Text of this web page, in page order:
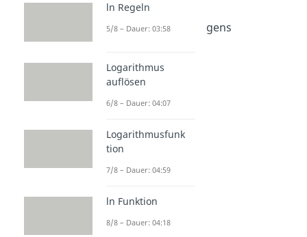
Dauer: 04:41
Sinus Cosinus Tangens
Dauer: 04:20
ln Regeln
5/8 – Dauer: 03:58
Logarithmus
auflösen
6/8 – Dauer: 04:07
Logarithmusfunk
tion
7/8 – Dauer: 04:59
ln Funktion
8/8 – Dauer: 04:18